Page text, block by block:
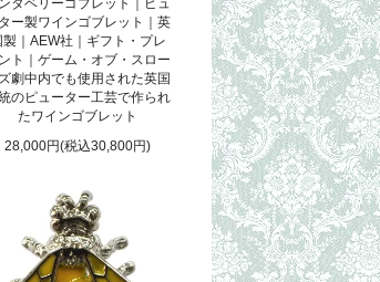
タベリーゴブレット｜ピュ
ー製ワインゴブレット｜英
製｜AEW社｜ギフト・プレ
ト｜ゲーム・オブ・スロー
劇中内でも使用された英国
のピューター工芸で作られ
たワインゴブレット
28,000円(税込30,800円)